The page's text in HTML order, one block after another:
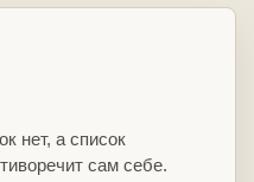
нет, а список
сам себе.